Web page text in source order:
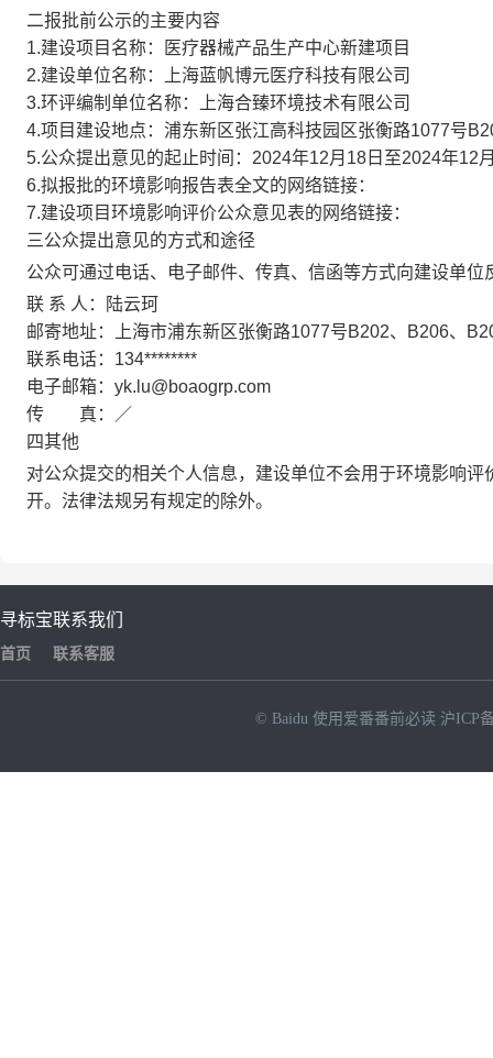
二报批前公示的主要内容
1.建设项目名称：
医疗器械产品生产中心新建项目
2.建设单位名称：
上海蓝帆博元医疗科技有限公司
3.环评编制单位名称：
上海合臻环境技术有限公司
4.项目建设地点： 浦东新区张江高科技园区张衡路1077号
5.公众提出意见的起止时间： 2024年12月18日至2024年12
6.拟报批的环境影响报告表全文的网络链接：
7.建设项目环境影响评价公众意见表的网络链接：
三公众提出意见的方式和途径
公众可通过电话、电子邮件、传真、信函等方式向建设单
联 系 人：
陆云珂
邮寄地址：
上海市浦东新区张衡路1077号B202、B206、
联系电话： 134********
电子邮箱： yk.lu@boaogrp.com
传 真：
／
四其他
对公众提交的相关个人信息，建设单位不会用于环境影响
开。法律法规另有规定的除外。
寻标宝
首页
联系我们
联系客服
© Baidu 使用爱番番前必读 沪ICP